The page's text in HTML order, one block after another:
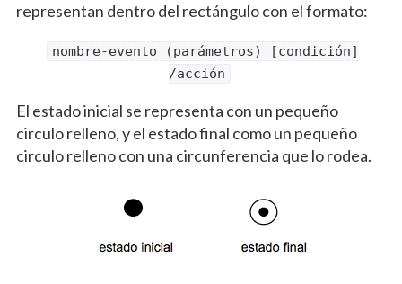
representan dentro del rectángulo con el formato:
nombre-evento (parámetros) [condición]
/acción
El estado inicial se representa con un pequeño
circulo relleno, y el estado final como un pequeño
circulo relleno con una circunferencia que lo rodea.